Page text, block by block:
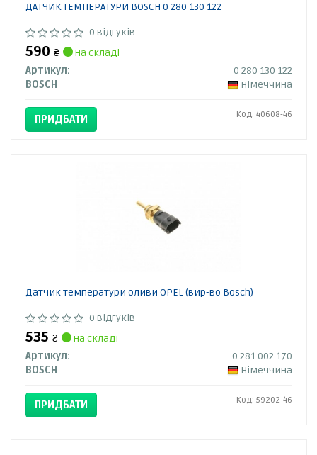
ДАТЧИК ТЕМПЕРАТУРИ BOSCH 0 280 130 122
0 відгуків
590 ₴
на складі
Артикул:
0 280 130 122
BOSCH
Німеччина
ПРИДБАТИ Код: 40608-46
Датчик температури оливи OPEL (вир-во Bosch)
0 відгуків
535 ₴
на складі
Артикул:
0 281 002 170
BOSCH
Німеччина
ПРИДБАТИ Код: 59202-46